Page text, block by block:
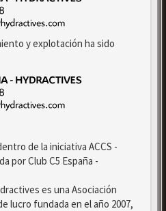
y explotación ha sido
de la iniciativa ACCS -
por Club C5 España -
es una Asociación
lucro fundada en el año 2007,